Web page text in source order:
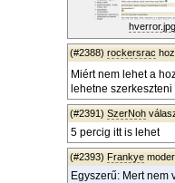
hverror.jpg
(#2388) rockersrac
Miért nem lehet a
lehetne
(#2391) SzerNoh
5 percig itt is lehet
(#2393) Frankye
Egyszerű: Mert nem